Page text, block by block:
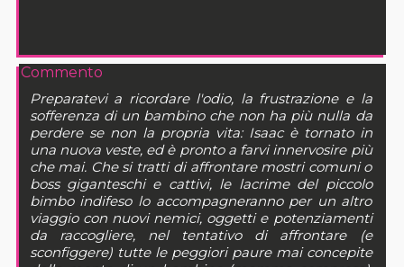
Commento
Preparatevi a ricordare l'odio, la frustrazione e la
sofferenza di un bambino che non ha più nulla da
perdere se non la propria vita: Isaac è tornato in
una nuova veste, ed è pronto a farvi innervosire più
che mai. Che si tratti di affrontare mostri comuni o
boss giganteschi e cattivi, le lacrime del piccolo
bimbo indifeso lo accompagneranno per un altro
viaggio con nuovi nemici, oggetti e potenziamenti
da raccogliere, nel tentativo di affrontare (e
sconfiggere) tutte le peggiori paure mai concepite